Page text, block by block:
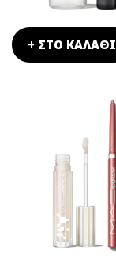
+ ΣΤΟ ΚΑΛΑΘΙ